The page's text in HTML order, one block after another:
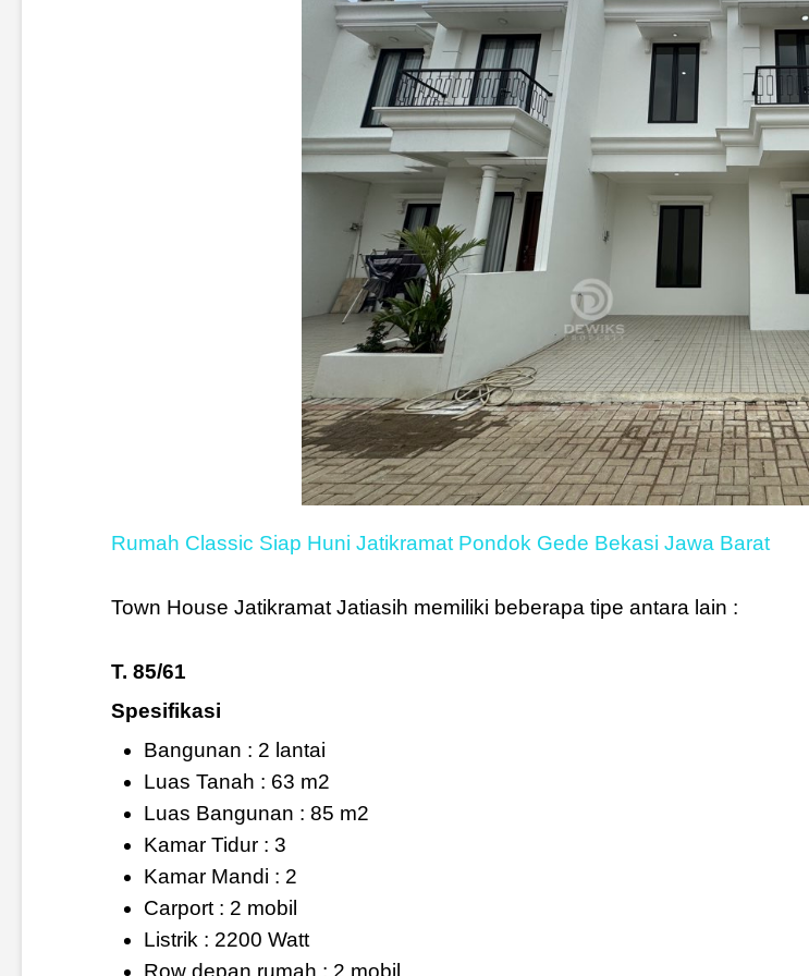
Rumah Classic Siap Huni Jatikramat Pondok Gede Bekasi Jawa Barat
Town House Jatikramat Jatiasih memiliki beberapa tipe antara lain :
T. 85/61
Spesifikasi
Bangunan : 2 lantai
Luas Tanah : 63 m2
Luas Bangunan : 85 m2
Kamar Tidur : 3
Kamar Mandi : 2
Carport : 2 mobil
Listrik : 2200 Watt
Row depan rumah : 2 mobil